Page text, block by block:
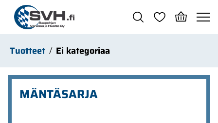
Siirry pääsisältöön
Tuotteet Ei kategoriaa
MÄNTÄSARJA